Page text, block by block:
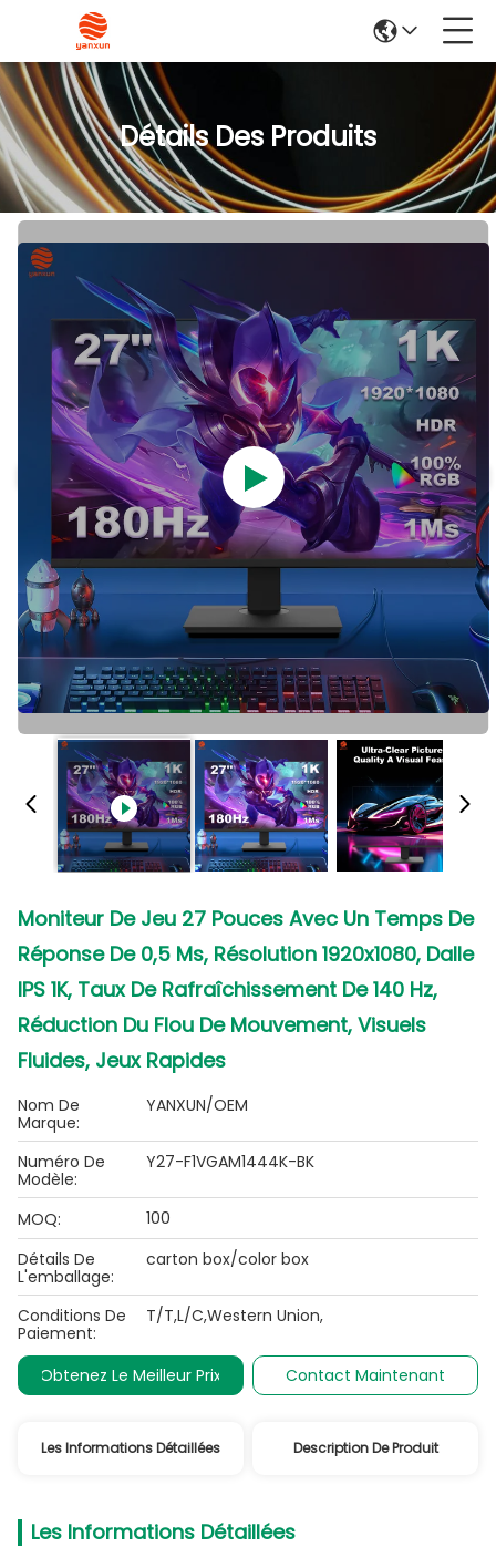
Détails Des Produits
Moniteur De Jeu 27 Pouces Avec Un Temps De
Réponse De 0,5 Ms, Résolution 1920x1080, Dalle
IPS 1K, Taux De Rafraîchissement De 140 Hz,
Réduction Du Flou De Mouvement, Visuels
Fluides, Jeux Rapides
Nom De
Marque:
YANXUN/OEM
Numéro De
Modèle:
Y27-F1VGAM1444K-BK
MOQ:
100
Détails De
L'emballage:
carton box/color box
Conditions De
Paiement:
T/T,L/C,Western Union,
Obtenez Le Meilleur Prix Contact Maintenant
Les Informations Détaillées Description De Produit
Les Informations Détaillées